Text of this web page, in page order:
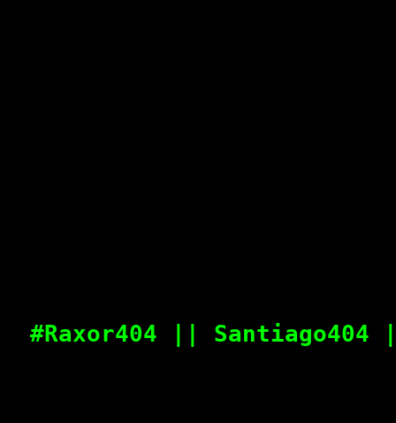
#Raxor404 || Santiago404